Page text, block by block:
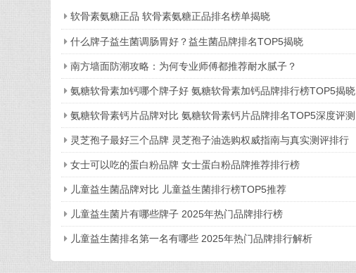
软骨素氨糖正品 软骨素氨糖正品排名榜单揭晓
什么牌子益生菌调肠胃好？益生菌品牌排名TOP5揭晓
南方墙面防潮攻略：为何专业师傅都推荐耐水腻子？
氨糖软骨素加钙哪个牌子好 氨糖软骨素加钙品牌排行榜TOP5揭晓
氨糖软骨素钙片品牌对比 氨糖软骨素钙片品牌排名TOP5深度评测
灵芝孢子最好三个品牌 灵芝孢子油选购权威指南与真实测评排行
女士可以吃的蛋白粉品牌 女士蛋白粉品牌推荐排行榜
儿童益生菌品牌对比 儿童益生菌排行榜TOP5推荐
儿童益生菌片有哪些牌子 2025年热门品牌排行榜
儿童益生菌排名第一名有哪些 2025年热门品牌排行解析